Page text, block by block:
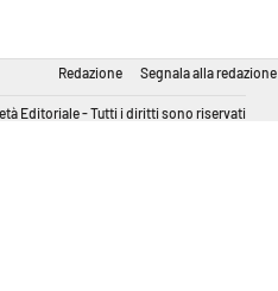
Redazione Segnala alla redazione
Editoriale - Tutti i diritti sono riservati